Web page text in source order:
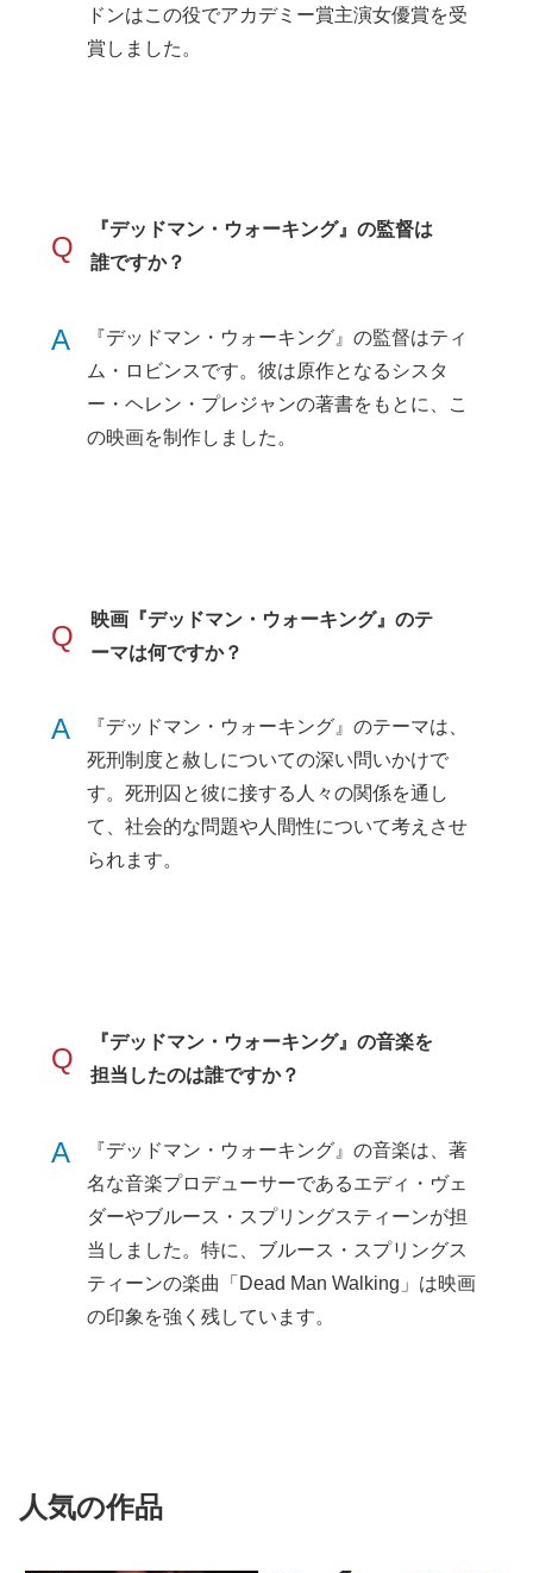
ドンはこの役でアカデミー賞主演女優賞を受
賞しました。
Q
『デッドマン・ウォーキング』の監督は
誰ですか？
A
『デッドマン・ウォーキング』の監督はティ
ム・ロビンスです。彼は原作となるシスタ
ー・ヘレン・プレジャンの著書をもとに、こ
の映画を制作しました。
Q
映画『デッドマン・ウォーキング』のテ
ーマは何ですか？
A
『デッドマン・ウォーキング』のテーマは、
死刑制度と赦しについての深い問いかけで
す。死刑囚と彼に接する人々の関係を通し
て、社会的な問題や人間性について考えさせ
られます。
Q
『デッドマン・ウォーキング』の音楽を
担当したのは誰ですか？
A
『デッドマン・ウォーキング』の音楽は、著
名な音楽プロデューサーであるエディ・ヴェ
ダーやブルース・スプリングスティーンが担
当しました。特に、ブルース・スプリングス
ティーンの楽曲「Dead Man Walking」は映画
の印象を強く残しています。
人気の作品